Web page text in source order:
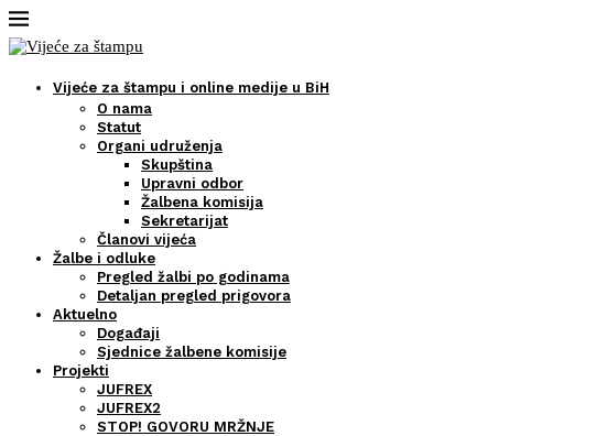
Vijeće za štampu i online medije u BiH
O nama
Statut
Organi udruženja
Skupština
Upravni odbor
Žalbena komisija
Sekretarijat
Članovi vijeća
Žalbe i odluke
Pregled žalbi po godinama
Detaljan pregled prigovora
Aktuelno
Događaji
Sjednice žalbene komisije
Projekti
JUFREX
JUFREX2
STOP! GOVORU MRŽNJE